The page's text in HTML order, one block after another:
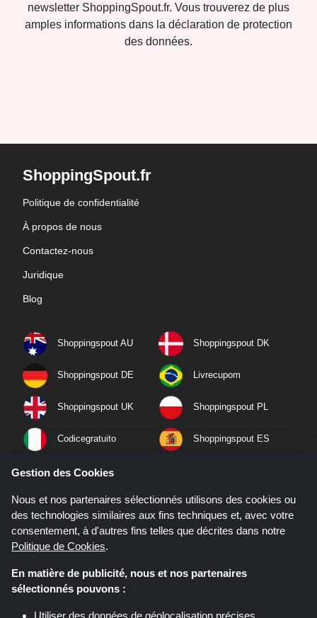
newsletter ShoppingSpout.fr. Vous trouverez de plus
amples informations dans la déclaration de protection
des données.
ShoppingSpout.fr
Politique de confidentialité
À propos de nous
Contactez-nous
Juridique
Blog
Shoppingspout AU Shoppingspout DK
Shoppingspout DE Livrecupom
Shoppingspout UK Shoppingspout PL
Codicegratuito Shoppingspout ES
Shoppingspout NL
Shoppingspout PT Shoppingspout NO
Gestion des Cookies
Nous et nos partenaires sélectionnés utilisons des cookies ou
des technologies similaires aux fins techniques et, avec votre
consentement, à d'autres fins telles que décrites dans notre
Politique de Cookies.
En matière de publicité, nous et nos partenaires
sélectionnés pouvons :
Utiliser des données de géolocalisation précises